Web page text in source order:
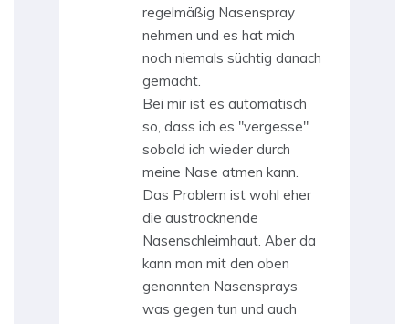
regelmäßig Nasenspray
nehmen und es hat mich
noch niemals süchtig danach
gemacht.
Bei mir ist es automatisch
so, dass ich es "vergesse"
sobald ich wieder durch
meine Nase atmen kann.
Das Problem ist wohl eher
die austrocknende
Nasenschleimhaut. Aber da
kann man mit den oben
genannten Nasensprays
was gegen tun und auch